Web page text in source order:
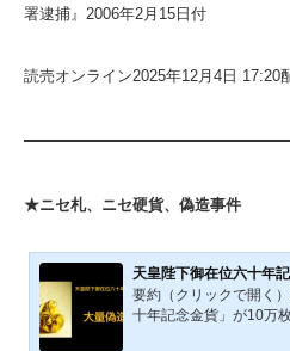
署逮捕』2006年2月15日付
読売オンライン2025年12月4日 17:20
★ニセ札、ニセ硬貨、偽造事件
天皇陛下御在位六十年
要約（クリックで開く
十年記念金貨」が10万